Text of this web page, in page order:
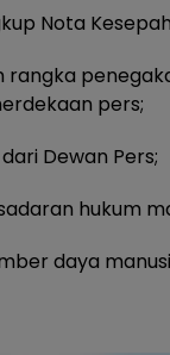
Nota
rangka
pers;
Dewan Pers;
hukum
daya